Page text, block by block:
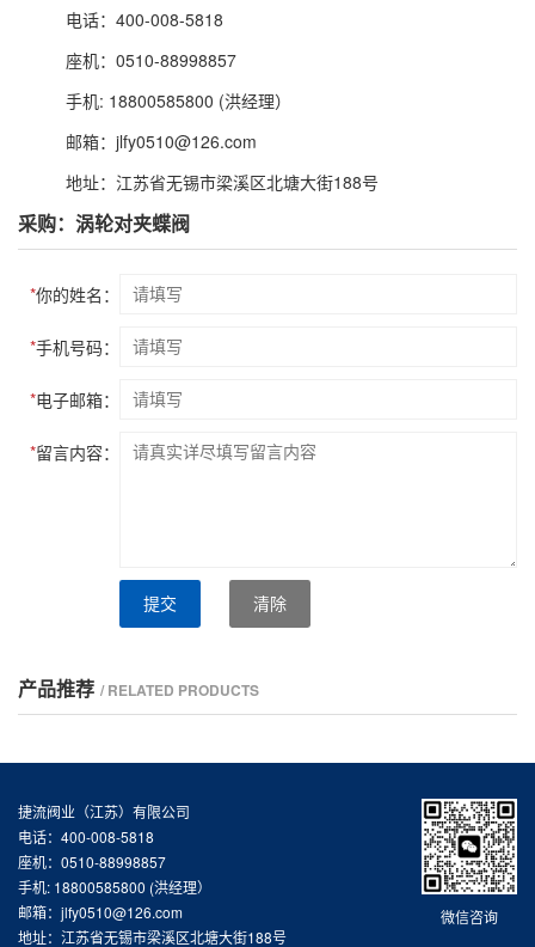
电话：400-008-5818
座机：0510-88998857
手机: 18800585800 (洪经理）
邮箱：jlfy0510@126.com
地址：江苏省无锡市梁溪区北塘大街188号
采购：涡轮对夹蝶阀
*你的姓名：
*手机号码：
*电子邮箱：
*留言内容：
提交 清除
产品推荐 / RELATED PRODUCTS
微信咨询
捷流阀业（江苏）有限公司
电话：400-008-5818
座机：0510-88998857
手机: 18800585800 (洪经理）
邮箱：jlfy0510@126.com
地址：江苏省无锡市梁溪区北塘大街188号